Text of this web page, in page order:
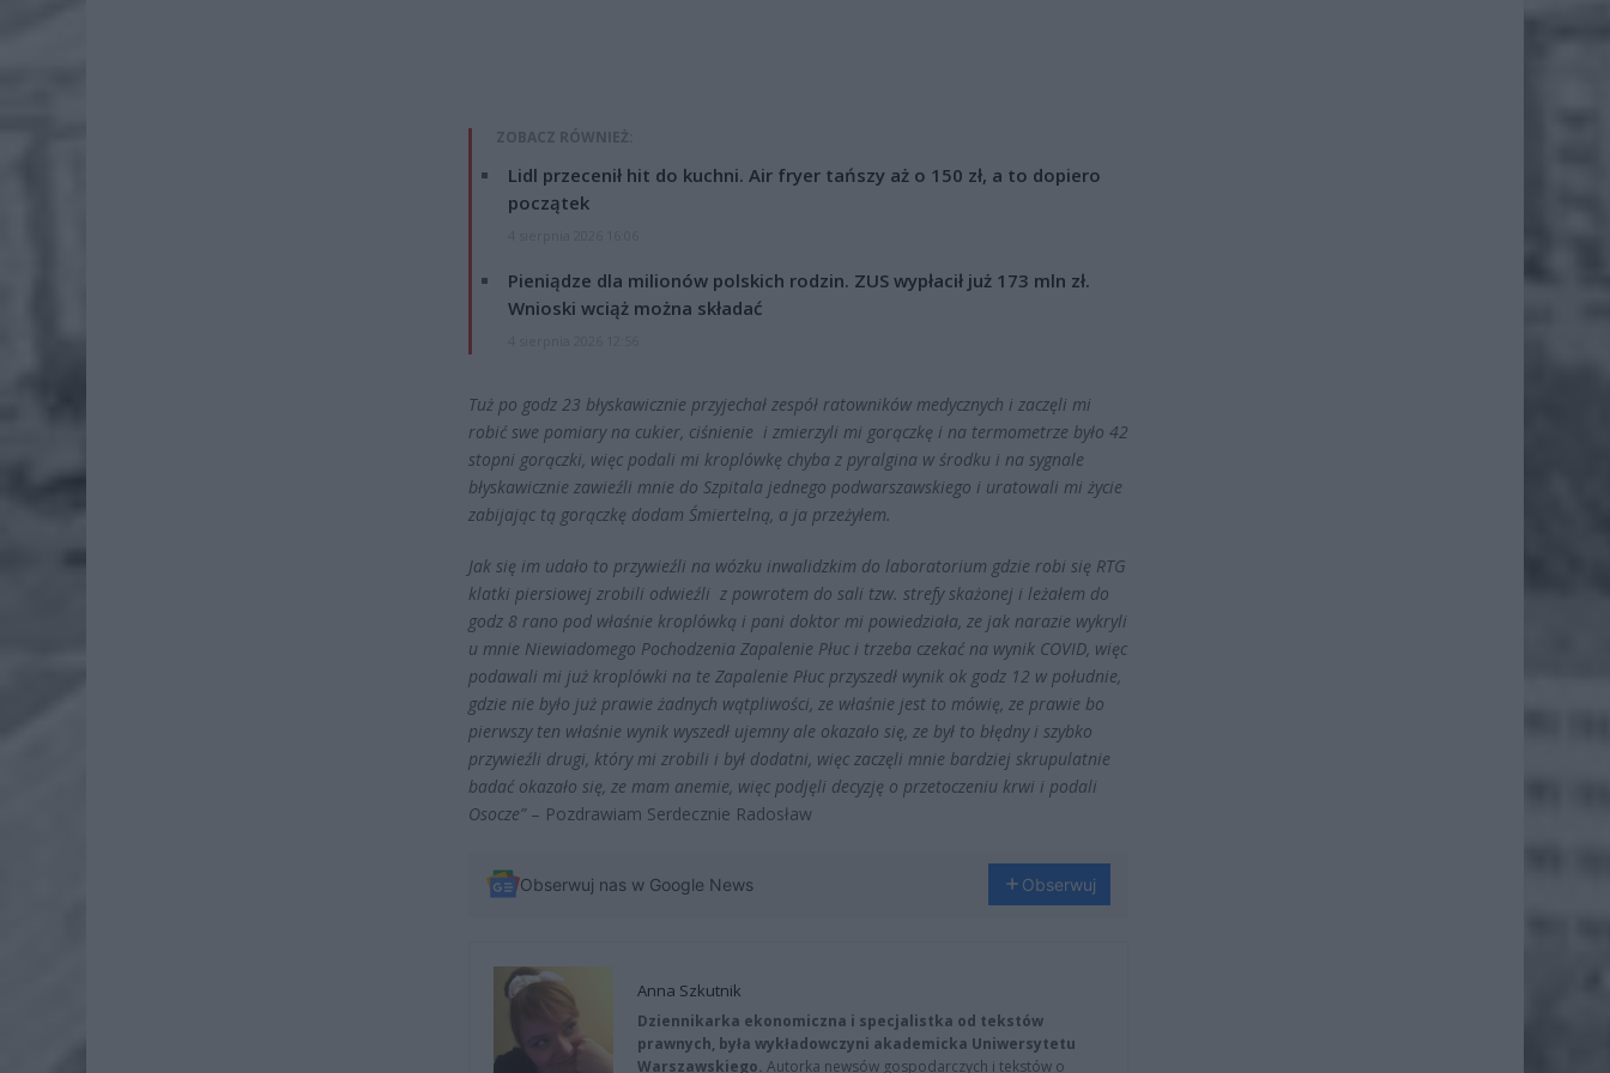
ZOBACZ RÓWNIEŻ:
Lidl przecenił hit do kuchni. Air fryer tańszy aż o 150 zł, a to dopiero
początek
Pieniądze dla milionów polskich rodzin. ZUS wypłacił już 173 mln zł.
Wnioski wciąż można składać
Tuż po godz 23 błyskawicznie przyjechał zespół ratowników medycznych i zaczęli mi
robić swe pomiary na cukier, ciśnienie i zmierzyli mi gorączkę i na termometrze było 42
stopni gorączki, więc podali mi kroplówkę chyba z pyralgina w środku i na sygnale
błyskawicznie zawieźli mnie do Szpitala jednego podwarszawskiego i uratowali mi życie
zabijając tą gorączkę dodam Śmiertelną, a ja przeżyłem.
Jak się im udało to przywieźli na wózku inwalidzkim do laboratorium gdzie robi się RTG
klatki piersiowej zrobili odwieźli z powrotem do sali tzw. strefy skażonej i leżałem do
godz 8 rano pod właśnie kroplówką i pani doktor mi powiedziała, ze jak narazie wykryli
u mnie Niewiadomego Pochodzenia Zapalenie Płuc i trzeba czekać na wynik COVID, więc
podawali mi już kroplówki na te Zapalenie Płuc przyszedł wynik ok godz 12 w południe,
gdzie nie było już prawie żadnych wątpliwości, ze właśnie jest to mówię, ze prawie bo
pierwszy ten właśnie wynik wyszedł ujemny ale okazało się, ze był to błędny i szybko
przywieźli drugi, który mi zrobili i był dodatni, więc zaczęli mnie bardziej skrupulatnie
badać okazało się, ze mam anemie, więc podjęli decyzję o przetoczeniu krwi i podali
Osocze”– Pozdrawiam Serdecznie Radosław
Obserwuj nas w Google News Obserwuj
Anna Szkutnik
Dziennikarka ekonomiczna i specjalistka od tekstów
prawnych, była wykładowczyni akademicka Uniwersytetu
Warszawskiego. Autorka newsów gospodarczych i tekstów o